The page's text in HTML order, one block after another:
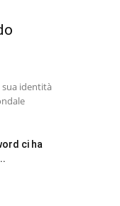
sua identità
ci ha